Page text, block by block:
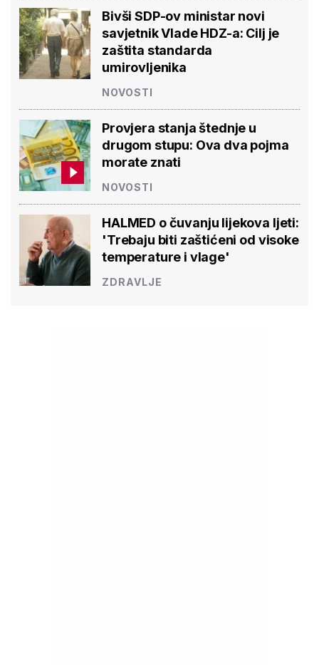
Bivši SDP-ov ministar novi
savjetnik Vlade HDZ-a: Cilj je
zaštita standarda
umirovljenika
NOVOSTI
Provjera stanja štednje u
drugom stupu: Ova dva pojma
morate znati
NOVOSTI
HALMED o čuvanju lijekova ljeti:
'Trebaju biti zaštićeni od visoke
temperature i vlage'
ZDRAVLJE